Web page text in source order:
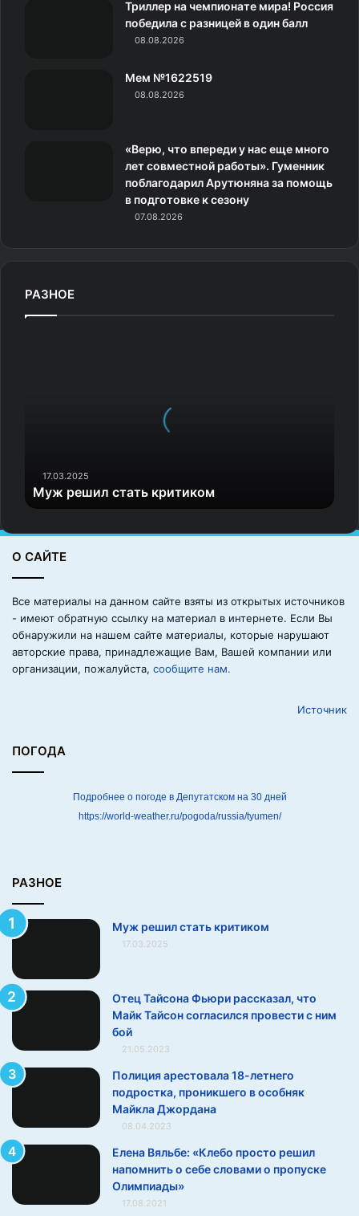
н
Триллер на чемпионате мира! Россия
победила с разницей в один балл
08.08.2026
Мем №1622519
08.08.2026
«Верю, что впереди у нас еще много
лет совместной работы». Гуменник
поблагодарил Арутюняна за помощь
в подготовке к сезону
07.08.2026
РАЗНОЕ
а
к
р
т
и
к
о
м
17.03.2025
Муж решил стать критиком
О САЙТЕ
Все материалы на данном сайте взяты из открытых источников
- имеют обратную ссылку на материал в интернете. Если Вы
обнаружили на нашем сайте материалы, которые нарушают
авторские права, принадлежащие Вам, Вашей компании или
организации, пожалуйста, сообщите нам.
Источник
ПОГОДА
Подробнее о погоде в Депутатском на 30 дней
https://world-weather.ru/pogoda/russia/tyumen/
РАЗНОЕ
Муж решил стать критиком
17.03.2025
Отец Тайсона Фьюри рассказал, что
Майк Тайсон согласился провести с ним
бой
21.05.2023
Полиция арестовала 18-летнего
подростка, проникшего в особняк
Майкла Джордана
08.04.2023
Елена Вяльбе: «Клебо просто решил
напомнить о себе словами о пропуске
Олимпиады»
17.08.2021